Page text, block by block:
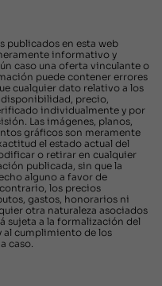
publicados en esta web
informativo y
caso una oferta vinculante o
puede contener errores
cualquier dato relativo a los
precio,
individualmente y por
Las imágenes, planos,
gráficos son meramente
el estado actual del
o retirar en cualquier
publicada, sin que la
alguno a favor de
los precios
gastos, honorarios ni
otra naturaleza asociados
sujeta a la formalización del
cumplimiento de los
caso.